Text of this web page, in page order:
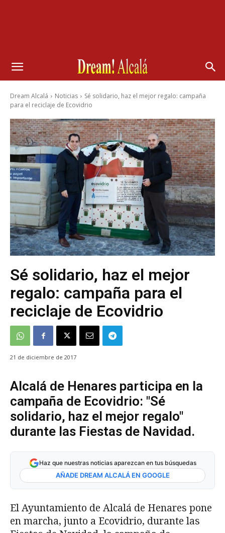
Dream Alcalá Noticias
Sé solidario, haz el mejor regalo: campaña
para el reciclaje de Ecovidrio
Sé solidario, haz el mejor
regalo: campaña para el
reciclaje de Ecovidrio
21 de diciembre de 2017
Alcalá de Henares participa en la
campaña de Ecovidrio: "Sé
solidario, haz el mejor regalo"
durante las Fiestas de Navidad.
Haz que nuestras noticias aparezcan en tus búsquedas
AÑADE DREAM ALCALÁ EN GOOGLE
El Ayuntamiento de Alcalá de Henares pone
en marcha, junto a Ecovidrio, durante las